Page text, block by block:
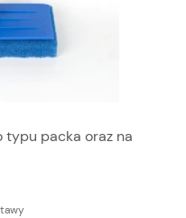
typu packa oraz na